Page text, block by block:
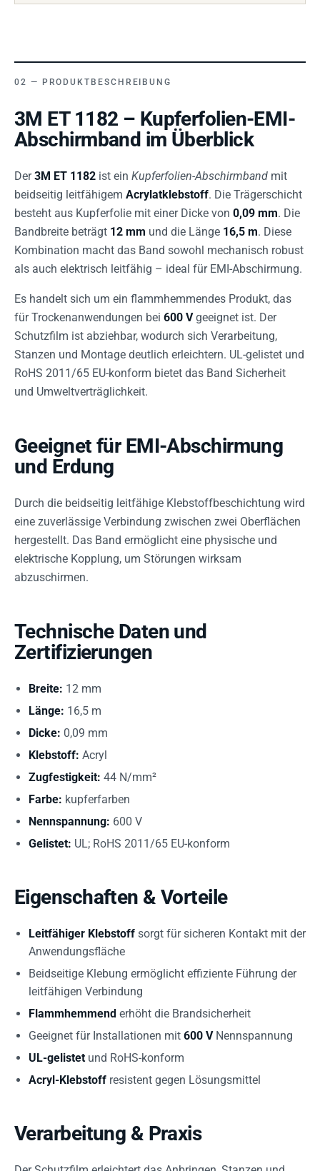
PRODUKTBESCHREIBUNG
3M ET 1182 – Kupferfolien-EMI-
Abschirmband im Überblick
Der3M ET 1182 ist ein Kupferfolien-Abschirmband mit
beidseitig leitfähigem Acrylatklebstoff. Die Trägerschicht
besteht aus Kupferfolie mit einer Dicke von 0,09 mm. Die
Bandbreite beträgt 12 mm und die Länge 16,5 m. Diese
Kombination macht das Band sowohl mechanisch robust
als auch elektrisch leitfähig – ideal für EMI-Abschirmung.
Es handelt sich um ein flammhemmendes Produkt, das
für Trockenanwendungen bei 600 Vgeeignet ist. Der
Schutzfilm ist abziehbar, wodurch sich Verarbeitung,
Stanzen und Montage deutlich erleichtern. UL-gelistet und
RoHS 2011/65 EU-konform bietet das Band Sicherheit
und Umweltverträglichkeit.
Geeignet für EMI-Abschirmung
und Erdung
Durch die beidseitig leitfähige Klebstoffbeschichtung wird
eine zuverlässige Verbindung zwischen zwei Oberflächen
hergestellt. Das Band ermöglicht eine physische und
elektrische Kopplung, um Störungen wirksam
abzuschirmen.
Technische Daten und
Zertifizierungen
Breite: 12 mm
Länge: 16,5 m
Dicke: 0,09 mm
Klebstoff: Acryl
Zugfestigkeit: 44 N/mm²
Farbe: kupferfarben
Nennspannung: 600 V
Gelistet: UL; RoHS 2011/65 EU-konform
Eigenschaften & Vorteile
Leitfähiger Klebstoff sorgt für sicheren Kontakt mit der
Anwendungsfläche
Beidseitige Klebung ermöglicht effiziente Führung der
leitfähigen Verbindung
Flammhemmend erhöht die Brandsicherheit
Geeignet für Installationen mit 600 VNennspannung
UL-gelistet und RoHS-konform
Acryl-Klebstoff resistent gegen Lösungsmittel
Verarbeitung & Praxis